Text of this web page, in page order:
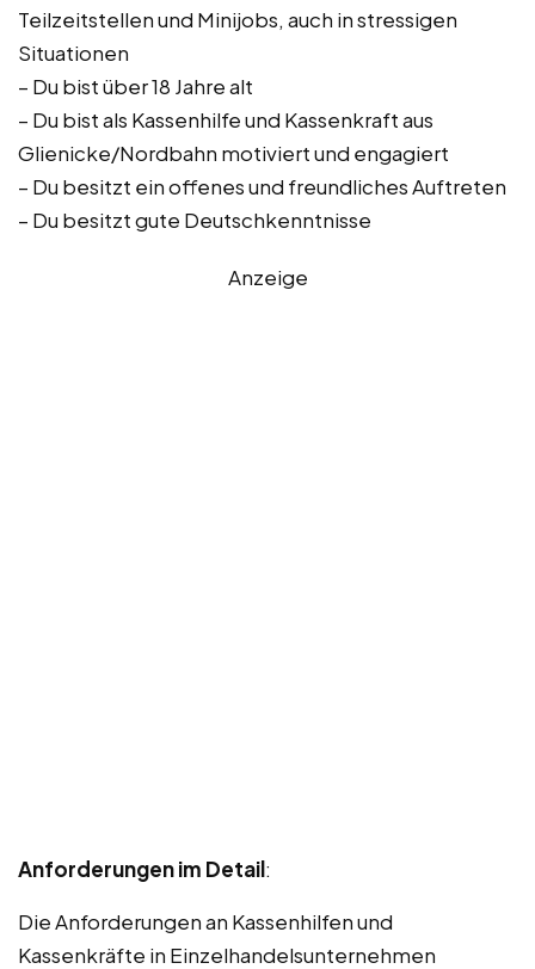
Teilzeitstellen und Minijobs, auch in stressigen
Situationen
– Du bist über 18 Jahre alt
– Du bist als Kassenhilfe und Kassenkraft aus
Glienicke/Nordbahn motiviert und engagiert
– Du besitzt ein offenes und freundliches Auftreten
– Du besitzt gute Deutschkenntnisse
Anzeige
Anforderungen im Detail:
Die Anforderungen an Kassenhilfen und
Kassenkräfte in Einzelhandelsunternehmen